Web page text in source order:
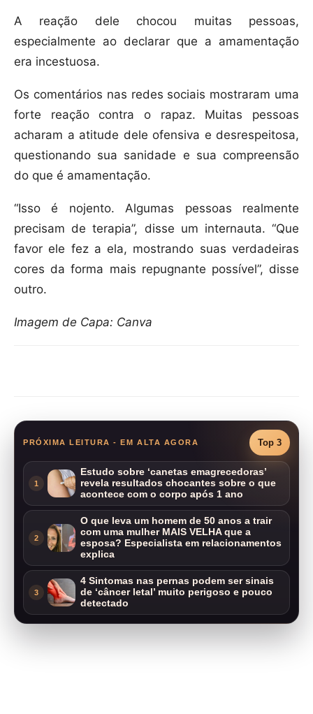
A reação dele chocou muitas pessoas,
especialmente ao declarar que a amamentação
era incestuosa.
Os comentários nas redes sociais mostraram uma
forte reação contra o rapaz. Muitas pessoas
acharam a atitude dele ofensiva e desrespeitosa,
questionando sua sanidade e sua compreensão
do que é amamentação.
“Isso é nojento. Algumas pessoas realmente
precisam de terapia”, disse um internauta. “Que
favor ele fez a ela, mostrando suas verdadeiras
cores da forma mais repugnante possível”, disse
outro.
Imagem de Capa: Canva
PRÓXIMA LEITURA - EM ALTA AGORA Top 3
1
Estudo sobre ‘canetas emagrecedoras’
revela resultados chocantes sobre o que
acontece com o corpo após 1 ano
2
O que leva um homem de 50 anos a trair
com uma mulher MAIS VELHA que a
esposa? Especialista em relacionamentos
explica
3
4 Sintomas nas pernas podem ser sinais
de ‘câncer letal’ muito perigoso e pouco
detectado